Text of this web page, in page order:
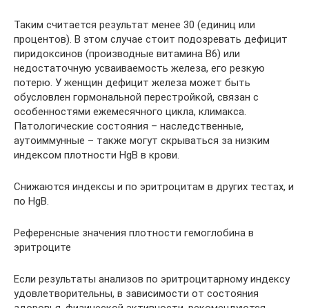
Таким считается результат менее 30 (единиц или
процентов). В этом случае стоит подозревать дефицит
пиридоксинов (производные витамина В6) или
недостаточную усваиваемость железа, его резкую
потерю. У женщин дефицит железа может быть
обусловлен гормональной перестройкой, связан с
особенностями ежемесячного цикла, климакса.
Патологические состояния – наследственные,
аутоиммунные – также могут скрываться за низким
индексом плотности HgB в крови.
Снижаются индексы и по эритроцитам в других тестах, и
по HgB.
Референсные значения плотности гемоглобина в
эритроците
Если результаты анализов по эритроцитарному индексу
удовлетворительны, в зависимости от состояния